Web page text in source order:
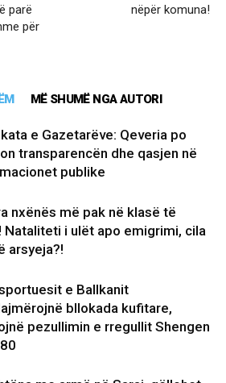
parë
për
nëpër komuna!
MË SHUMË NGA AUTORI
e Gazetarëve: Qeveria po
transparencën dhe qasjen në
publike
nxënës më pak në klasë të
Nataliteti i ulët apo emigrimi, cila
arsyeja?!
e Ballkanit
bllokada kufitare,
pezullimin e rregullit Shengen